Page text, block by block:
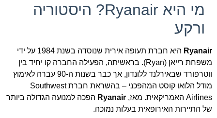
מי היא Ryanair? היסטוריה
ורקע
Ryanair
היא חברת תעופה אירית שנוסדה בשנת 1984 על ידי
משפחת רייאן (Ryan). בראשיתה, הפעילה החברה קו יחיד בין
ווטרפורד שבאירלנד ללונדון, אך כבר בשנות ה-90 עברה לאימוץ
מודל הלואו קוסט המהפכני – בהשראת חברת Southwest
Airlines האמריקאית. מאז,
Ryanair הפכה למנועה הגדולה ביותר
של התיירות האירופאית בעלות נמוכה.